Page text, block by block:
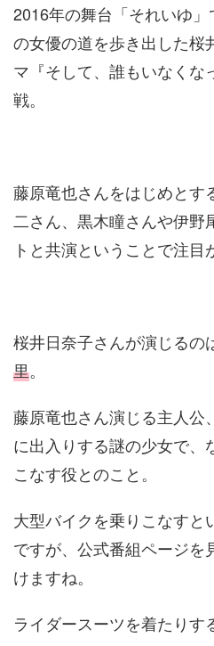
2016年の舞台「それいゆ
の女優の道を歩き出した桜
マ『そして、誰もいなくな
戦。
藤原竜也さんをはじめとす
二さん、黒木瞳さんや伊野
トと共演ということで注目
桜井日奈子さんが演じるの
里。
藤原竜也さん演じる主人公
に出入りする謎の少女で、
こなす役とのこと。
大型バイクを乗りこなすと
ですが、公式番組ページを
けますね。
ライダースーツを着たりす